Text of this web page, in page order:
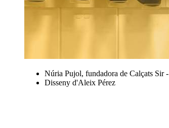
Núria Pujol, fundadora de Calçats Sir -
Disseny d'Aleix Pérez